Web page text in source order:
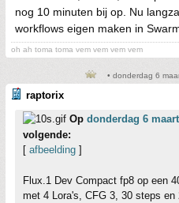
nog 10 minuten bij op. Nu
workflows eigen maken in
oh ah toma toma vem vem vem vem
• donderdag 6
raptorix
Op donderdag 6
volgende:
[ afbeelding ]
Flux.1 Dev Compact fp8 op een
met 4 Lora's, CFG 3, 30 steps